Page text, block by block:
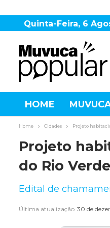
Quinta-Feira, 6
HOME
AGRONEGÓCIO
Home Cidades Projeto
Projeto
do Rio
Edital de
Última atualização 30 de